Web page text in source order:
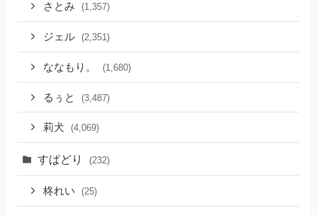
さとみ (1,357)
ジェル (2,351)
ななもり。 (1,680)
るぅと (3,487)
莉犬 (4,069)
すぱどり (232)
柊れい (25)